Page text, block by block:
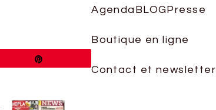
Agenda BLOGPresse
Boutique en ligne
Contact et newsletter